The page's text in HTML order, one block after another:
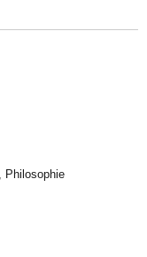
Philosophie